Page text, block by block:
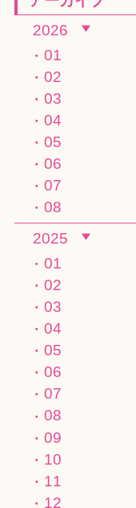
2026
01
02
03
04
05
06
07
08
2025
01
02
03
04
05
06
07
08
09
10
11
12